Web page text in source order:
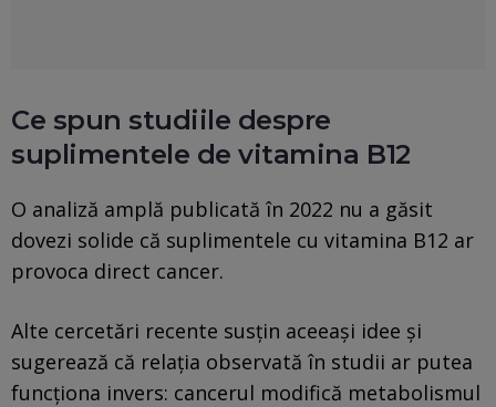
Ce spun studiile despre
suplimentele de vitamina B12
O analiză amplă publicată în 2022 nu a găsit
dovezi solide că suplimentele cu vitamina B12 ar
provoca direct cancer.
Alte cercetări recente susțin aceeași idee și
sugerează că relația observată în studii ar putea
funcționa invers: cancerul modifică metabolismul